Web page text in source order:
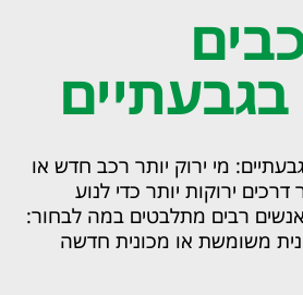
מי ירוק יותר רכב חדש או
ירוקות יותר כדי לנוע
רבים מתלבטים במה לבחור:
משומשת או מכונית חדשה